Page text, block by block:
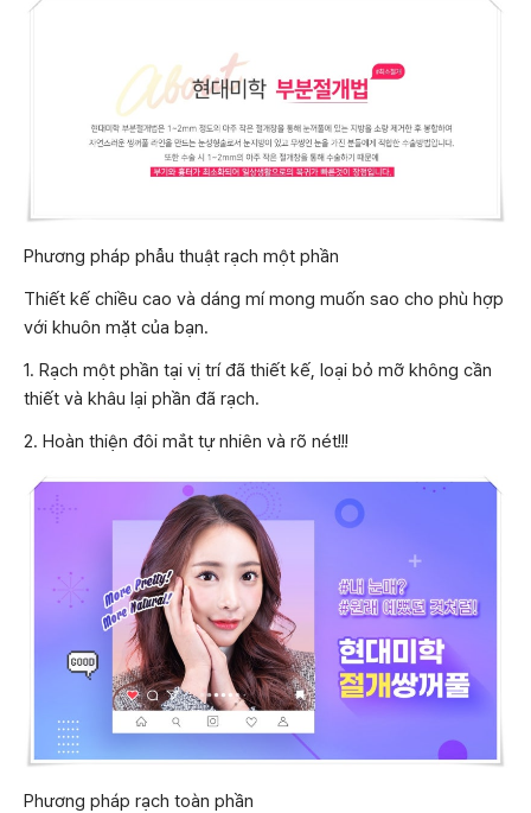
Phương pháp phẫu thuật rạch một phần
Thiết kế chiều cao và dáng mí mong muốn sao cho phù hợp
với khuôn mặt của bạn.
1. Rạch một phần tại vị trí đã thiết kế, loại bỏ mỡ không cần
thiết và khâu lại phần đã rạch.
2. Hoàn thiện đôi mắt tự nhiên và rõ nét!!!
Phương pháp rạch toàn phần